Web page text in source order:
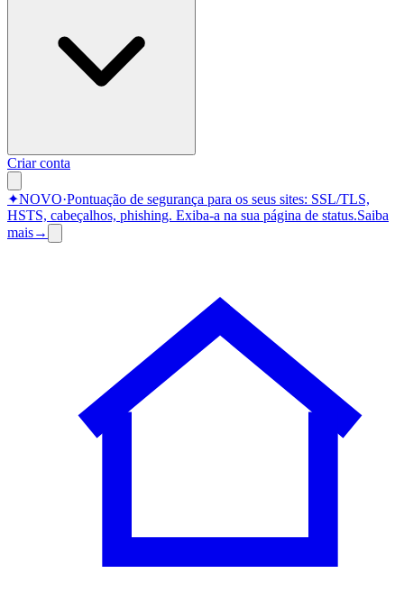
Criar conta
✦NOVO·Pontuação de segurança para os seus sites: SSL/TLS,
HSTS, cabeçalhos, phishing. Exiba-a na sua página de status.Saiba
mais→